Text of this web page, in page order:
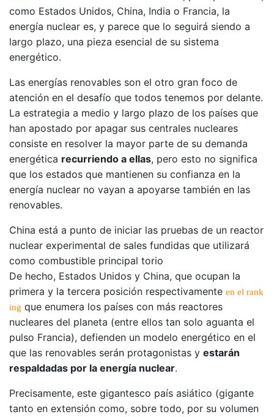
como Estados Unidos, China, India o Francia, la
energía nuclear es, y parece que lo seguirá siendo a
largo plazo, una pieza esencial de su sistema
energético.
Las energías renovables son el otro gran foco de
atención en el desafío que todos tenemos por delante.
La estrategia a medio y largo plazo de los países que
han apostado por apagar sus centrales nucleares
consiste en resolver la mayor parte de su demanda
energética recurriendo a ellas, pero esto no significa
que los estados que mantienen su confianza en la
energía nuclear no vayan a apoyarse también en las
renovables.
China está a punto de iniciar las pruebas de un reactor
nuclear experimental de sales fundidas que utilizará
como combustible principal torio
De hecho, Estados Unidos y China, que ocupan la
primera y la tercera posición respectivamente en el rank
ing que enumera los países con más reactores
nucleares del planeta (entre ellos tan solo aguanta el
pulso Francia), defienden un modelo energético en el
que las renovables serán protagonistas y estarán
respaldadas por la energía nuclear.
Precisamente, este gigantesco país asiático (gigante
tanto en extensión como, sobre todo, por su volumen